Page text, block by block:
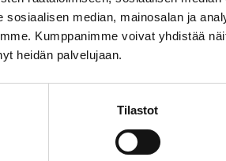
median, mainosalan ja
Kumppanimme voivat yhdistää
heidän palvelujaan.
Tilastot
"*" näyttää pakolliset
Aihe